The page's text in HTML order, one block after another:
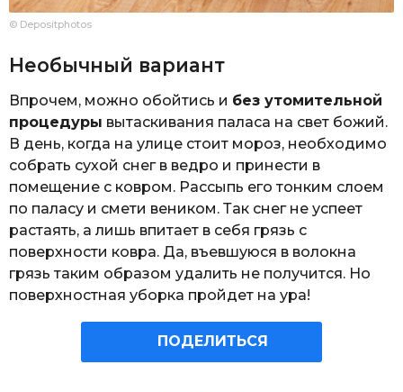
© Depositphotos
Необычный вариант
Впрочем, можно обойтись и без утомительной
процедуры вытаскивания паласа на свет божий.
В день, когда на улице стоит мороз, необходимо
собрать сухой снег в ведро и принести в
помещение с ковром. Рассыпь его тонким слоем
по паласу и смети веником. Так снег не успеет
растаять, а лишь впитает в себя грязь с
поверхности ковра. Да, въевшуюся в волокна
грязь таким образом удалить не получится. Но
поверхностная уборка пройдет на ура!
ПОДЕЛИТЬСЯ